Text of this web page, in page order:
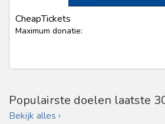
CheapTickets
Maximum donatie:
Populairste doelen laatste
Bekijk alles ›